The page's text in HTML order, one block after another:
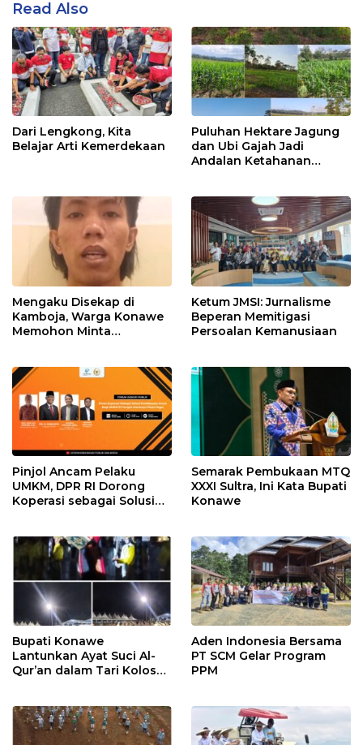
Read Also
Dari Lengkong, Kita
Belajar Arti Kemerdekaan
Puluhan Hektare Jagung
dan Ubi Gajah Jadi
Andalan Ketahanan
Mengaku Disekap di
Kamboja, Warga Konawe
Memohon Minta
Ketum JMSI: Jurnalisme
Beperan Memitigasi
Persoalan Kemanusiaan
Pinjol Ancam Pelaku
UMKM, DPR RI Dorong
Koperasi sebagai Solusi
Semarak Pembukaan MTQ
XXXI Sultra, Ini Kata Bupati
Konawe
Bupati Konawe
Lantunkan Ayat Suci Al-
Qur’an dalam Tari Kolosal
Aden Indonesia Bersama
PT SCM Gelar Program
PPM